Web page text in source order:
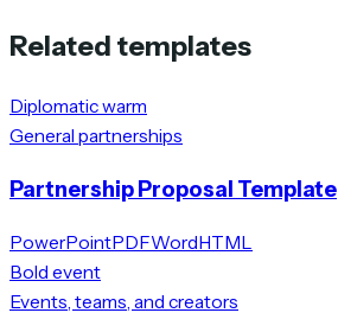
Related templates
Diplomatic warm
General partnerships
Partnership Proposal Template
PowerPointPDFWordHTML
Bold event
Events, teams, and creators